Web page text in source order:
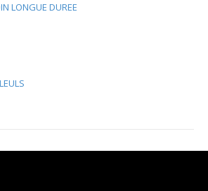
LONGUE DUREE